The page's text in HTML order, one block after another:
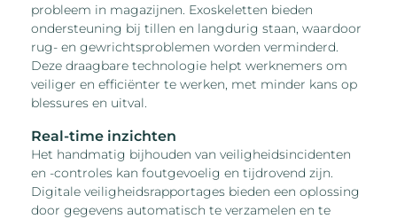
probleem in magazijnen. Exoskeletten bieden
ondersteuning bij tillen en langdurig staan, waardoor
rug- en gewrichtsproblemen worden verminderd.
Deze draagbare technologie helpt werknemers om
veiliger en efficiënter te werken, met minder kans op
blessures en uitval.
Real-time inzichten
Het handmatig bijhouden van veiligheidsincidenten
en -controles kan foutgevoelig en tijdrovend zijn.
Digitale veiligheidsrapportages bieden een oplossing
door gegevens automatisch te verzamelen en te